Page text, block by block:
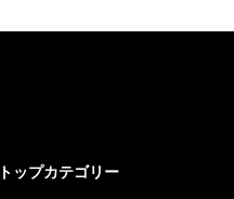
トップカテゴリー